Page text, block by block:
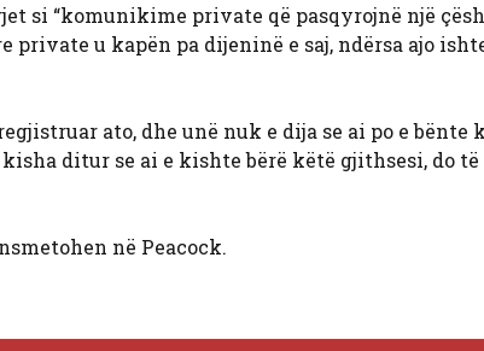
si “komunikime private që pasqyrojnë një
u kapën pa dijeninë e saj, ndërsa ajo
ato, dhe unë nuk e dija se ai po e bënte
ditur se ai e kishte bërë këtë gjithsesi, do
në Peacock.